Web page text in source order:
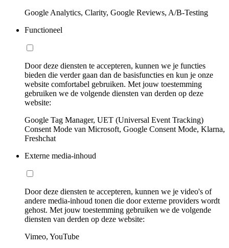
Google Analytics, Clarity, Google Reviews, A/B-Testing
Functioneel
Door deze diensten te accepteren, kunnen we je functies
bieden die verder gaan dan de basisfuncties en kun je onze
website comfortabel gebruiken. Met jouw toestemming
gebruiken we de volgende diensten van derden op deze
website:
Google Tag Manager, UET (Universal Event Tracking)
Consent Mode van Microsoft, Google Consent Mode, Klarna,
Freshchat
Externe media-inhoud
Door deze diensten te accepteren, kunnen we je video's of
andere media-inhoud tonen die door externe providers wordt
gehost. Met jouw toestemming gebruiken we de volgende
diensten van derden op deze website:
Vimeo, YouTube